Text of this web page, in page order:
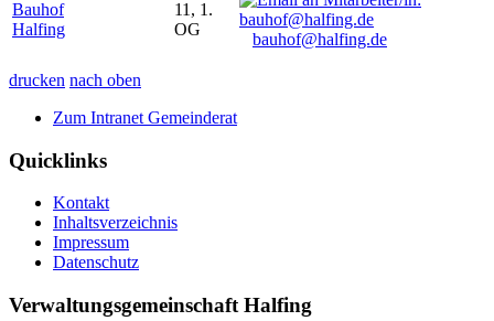
Bauhof
Halfing
11, 1.
OG
bauhof@halfing.de
drucken nach oben
Zum Intranet Gemeinderat
Quicklinks
Kontakt
Inhaltsverzeichnis
Impressum
Datenschutz
Verwaltungsgemeinschaft Halfing